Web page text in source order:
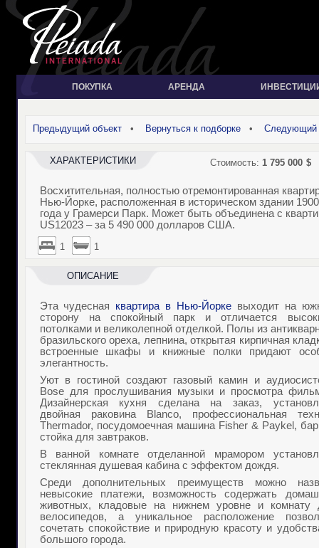
ПОКУПКА АРЕНДА
Предыдущий объект• Вернуться к подборке• Следующий
Стоимость: 1 795 000 $
ХАРАКТЕРИСТИКИ
Восхитительная, полностью отремонтированная
Нью-Йорке, расположенная в историческом здании 1900
года у Грамерси Парк. Может быть объединена с
US12023 – за 5 490 000 долларов США.
1 1
ОПИСАНИЕ
Эта чудесная квартира в Нью-Йоркевыходит на
сторону на спокойный парк и отличается
потолками и великолепной отделкой. Полы из
бразильского ореха, лепнина, открытая кирпичная
встроенные шкафы и книжные полки придают
элегантность.
Уют в гостиной создают газовый камин и
Boseдля прослушивания музыки и просмотра
Дизайнерская кухня сделана на заказ,
двойная раковина Blanco, профессиональная
Thermador, посудомоечная машина Fisher & Paykel,
стойка для завтраков.
В ванной комнате отделанной мрамором
стеклянная душевая кабина с эффектом дождя.
Среди дополнительных преимуществ можно
невысокие платежи, возможность содержать
животных, кладовые на нижнем уровне и комнату
велосипедов, а уникальное расположение
сочетать спокойствие и природную красоту и
большого города.